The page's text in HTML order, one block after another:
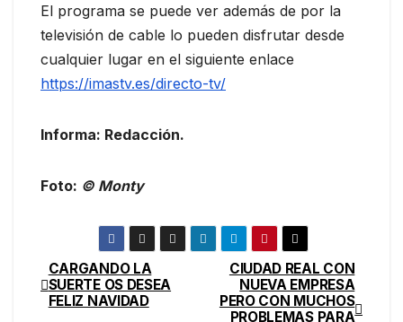
El programa se puede ver además de por la
televisión de cable lo pueden disfrutar desde
cualquier lugar en el siguiente enlace
https://imastv.es/directo-tv/
Informa: Redacción.
Foto: © Monty
CIUDAD REAL CON
NUEVA EMPRESA
PERO CON MUCHOS
PROBLEMAS PARA
CARGANDO LA
SUERTE OS DESEA
FELIZ NAVIDAD